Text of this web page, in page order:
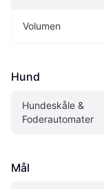
Volumen
Hund
Hundeskåle &
Foderautomater
Mål